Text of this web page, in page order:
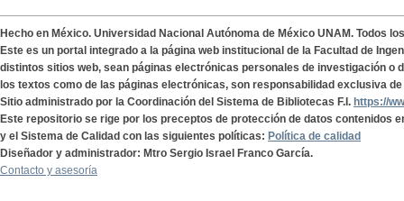
Hecho en México. Universidad Nacional Autónoma de México UNAM. Todos
Este es un portal integrado a la página web institucional de la Facultad de
distintos sitios web, sean páginas electrónicas personales de investigación o
los textos como de las páginas electrónicas, son responsabilidad exclusiva
Sitio administrado por la Coordinación del Sistema de Bibliotecas F.I. https://
Este repositorio se rige por los preceptos de protección de datos contenidos
y el Sistema de Calidad con las siguientes políticas: Política de calidad
Diseñador y administrador: Mtro Sergio Israel Franco García.
Contacto y asesoría